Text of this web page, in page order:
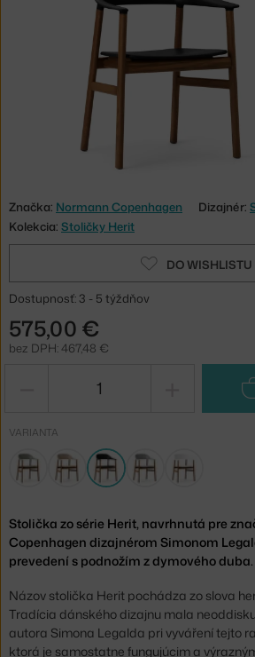
Značka: Normann Copenhagen Dizajnér:
Kolekcia: Stoličky Herit
DO WISHLISTU
Dostupnosť: 3 - 5 týždňov
575,00 €
bez DPH: 467,48 €
VARIANTA
Stolička zo série Herit, navrhnutá pre
Copenhagen dizajnérom Simonom
prevedení s podnožím z dymového duba.
Názov stolička Herit pochádza zo slova
Tradícia dánského dizajnu mala
autora Simona Legalda pri vyváření tejto
ktorá je samostatne fungujúcim a